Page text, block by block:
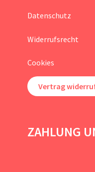
Datenschutz
Widerrufsrecht
Cookies
Vertrag
ZAHLUNG